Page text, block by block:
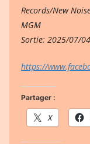
Records/New
MGM
Sortie: 2025/07/
https://
Partager :
X